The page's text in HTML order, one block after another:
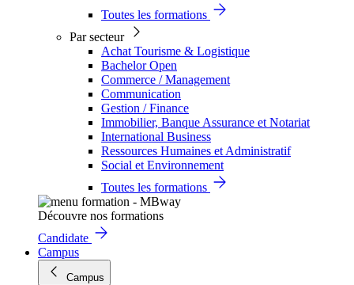
Toutes les formations
Par secteur
Achat Tourisme & Logistique
Bachelor Open
Commerce / Management
Communication
Gestion / Finance
Immobilier, Banque Assurance et Notariat
International Business
Ressources Humaines et Administratif
Social et Environnement
Toutes les formations
Découvre nos formations
Candidate
Campus
Campus